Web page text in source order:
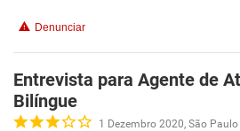
Denunciar
Entrevista para Agente de
Bilíngue
1 Dezembro 2020, São Paulo